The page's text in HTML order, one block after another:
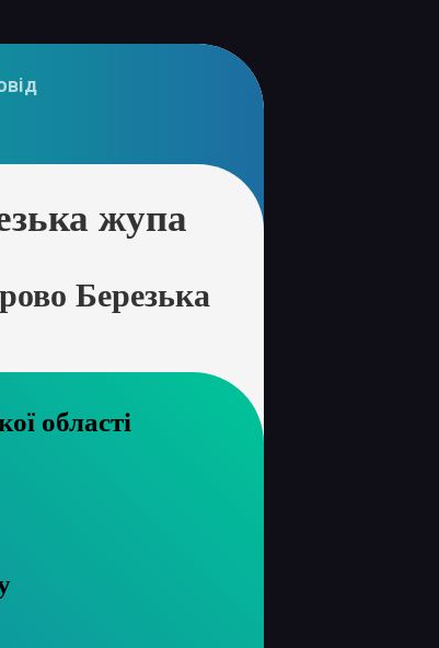
жупа
Березька
області